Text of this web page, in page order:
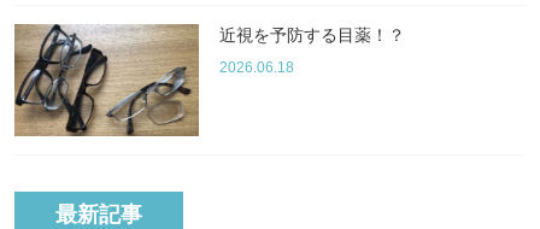
近視を予防する目薬！？
2026.06.18
最新記事